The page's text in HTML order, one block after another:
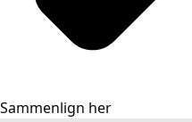
Sammenlign her